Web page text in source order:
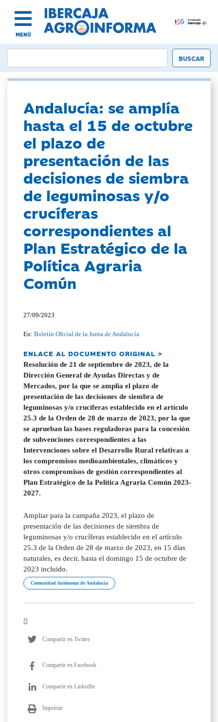
MENÚ
Andalucía: se amplía
hasta el 15 de octubre
el plazo de
presentación de las
decisiones de siembra
de leguminosas y/o
crucíferas
correspondientes al
Plan Estratégico de la
Política Agraria
Común
27/09/2023
En:Boletín Oficial de la Junta de Andalucía
ENLACE AL DOCUMENTO ORIGINAL >
Resolución de 21 de septiembre de 2023, de la
Dirección General de Ayudas Directas y de
Mercados, por la que se amplía el plazo de
presentación de las decisiones de siembra de
leguminosas y/o crucíferas establecido en el artículo
25.3 de la Orden de 28 de marzo de 2023, por la que
se aprueban las bases reguladoras para la concesión
de subvenciones correspondientes a las
Intervenciones sobre el Desarrollo Rural relativas a
los compromisos medioambientales, climáticos y
otros compromisos de gestión correspondientes al
Plan Estratégico de la Política Agraria Común 2023-
2027.
Ampliar para la campaña 2023, el plazo de
presentación de las decisiones de siembra de
leguminosas y/o crucíferas establecido en el artículo
25.3 de la Orden de 28 de marzo de 2023, en 15 días
naturales, es decir, hasta el domingo 15 de octubre de
2023 incluido.
Comunidad Autónoma de Andalucía
Compartir en Twitter
Compartir en Facebook
Compartir en LinkedIn
Imprimir